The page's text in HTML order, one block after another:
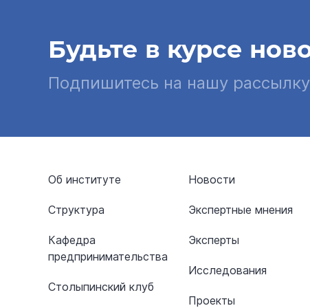
Будьте в курсе
Подпишитесь на нашу рассылку
Об институте
Структура
Кафедра
предпринимательства
Столыпинский клуб
Новости
Экспертные мнения
Эксперты
Исследования
Проекты